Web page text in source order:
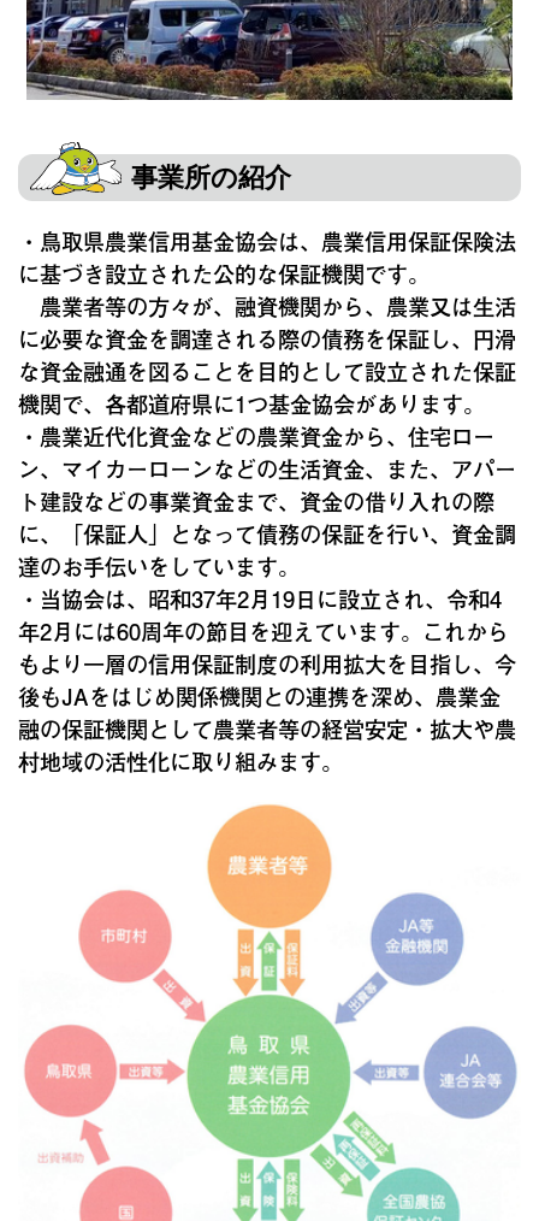
事業所の紹介
・鳥取県農業信用基金協会は、農業信用保証保険法
に基づき設立された公的な保証機関です。
農業者等の方々が、融資機関から、農業又は生活
に必要な資金を調達される際の債務を保証し、円滑
な資金融通を図ることを目的として設立された保証
機関で、各都道府県に1つ基金協会があります。
・農業近代化資金などの農業資金から、住宅ロー
ン、マイカーローンなどの生活資金、また、アパー
ト建設などの事業資金まで、資金の借り入れの際
に、「保証人」となって債務の保証を行い、資金調
達のお手伝いをしています。
・当協会は、昭和37年2月19日に設立され、令和4
年2月には60周年の節目を迎えています。これから
もより一層の信用保証制度の利用拡大を目指し、今
後もJAをはじめ関係機関との連携を深め、農業金
融の保証機関として農業者等の経営安定・拡大や農
村地域の活性化に取り組みます。